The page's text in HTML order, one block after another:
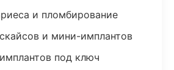
и пломбирование
и мини-имплантов
под ключ